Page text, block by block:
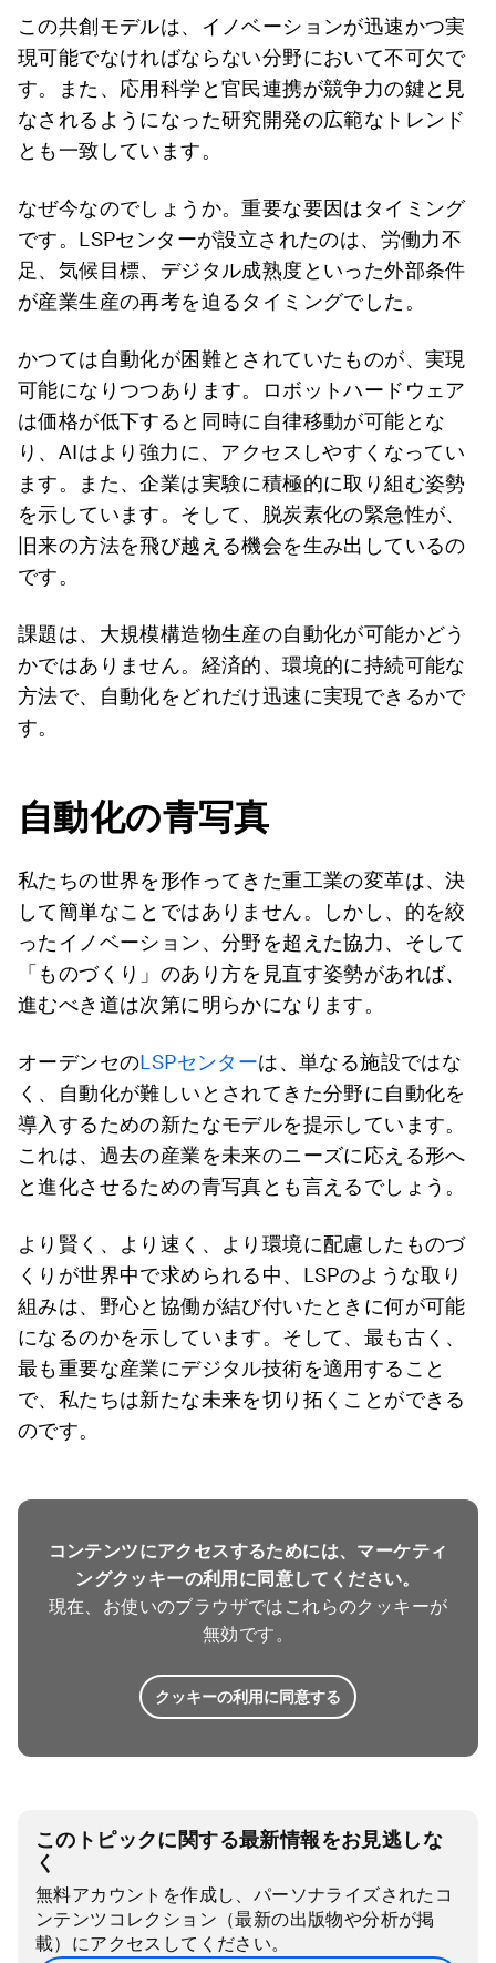
この共創モデルは、イノベーションが迅速かつ実
現可能でなければならない分野において不可欠で
す。また、応用科学と官民連携が競争力の鍵と見
なされるようになった研究開発の広範なトレンド
とも一致しています。
なぜ今なのでしょうか。重要な要因はタイミング
です。LSPセンターが設立されたのは、労働力不
足、気候目標、デジタル成熟度といった外部条件
が産業生産の再考を迫るタイミングでした。
かつては自動化が困難とされていたものが、実現
可能になりつつあります。ロボットハードウェア
は価格が低下すると同時に自律移動が可能とな
り、AIはより強力に、アクセスしやすくなってい
ます。また、企業は実験に積極的に取り組む姿勢
を示しています。そして、脱炭素化の緊急性が、
旧来の方法を飛び越える機会を生み出しているの
です。
課題は、大規模構造物生産の自動化が可能かどう
かではありません。経済的、環境的に持続可能な
方法で、自動化をどれだけ迅速に実現できるかで
す。
自動化の青写真
私たちの世界を形作ってきた重工業の変革は、決
して簡単なことではありません。しかし、的を絞
ったイノベーション、分野を超えた協力、そして
「ものづくり」のあり方を見直す姿勢があれば、
進むべき道は次第に明らかになります。
オーデンセのLSPセンターは、単なる施設ではな
く、自動化が難しいとされてきた分野に自動化を
導入するための新たなモデルを提示しています。
これは、過去の産業を未来のニーズに応える形へ
と進化させるための青写真とも言えるでしょう。
より賢く、より速く、より環境に配慮したものづ
くりが世界中で求められる中、LSPのような取り
組みは、野心と協働が結び付いたときに何が可能
になるのかを示しています。そして、最も古く、
最も重要な産業にデジタル技術を適用すること
で、私たちは新たな未来を切り拓くことができる
のです。
コンテンツにアクセスするためには、マーケティ
ングクッキーの利用に同意してください。
現在、お使いのブラウザではこれらのクッキーが
無効です。
クッキーの利用に同意する
このトピックに関する最新情報をお見逃しな
く
無料アカウントを作成し、パーソナライズされたコ
ンテンツコレクション（最新の出版物や分析が掲
載）にアクセスしてください。